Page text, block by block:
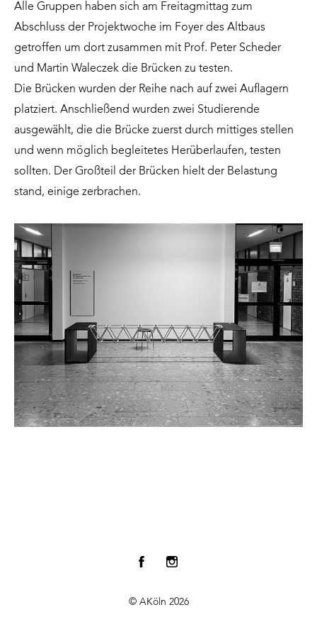
Alle Gruppen haben sich am Freitagmittag zum
Abschluss der Projektwoche im Foyer des Altbaus
getroffen um dort zusammen mit Prof. Peter Scheder
und Martin Waleczek die Brücken zu testen.
Die Brücken wurden der Reihe nach auf zwei Auflagern
platziert. Anschließend wurden zwei Studierende
ausgewählt, die die Brücke zuerst durch mittiges stellen
und wenn möglich begleitetes Herüberlaufen, testen
sollten. Der Großteil der Brücken hielt der Belastung
stand, einige zerbrachen.
© AKöln 2026